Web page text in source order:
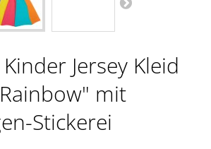
Jersey Kleid
mit
Stickerei